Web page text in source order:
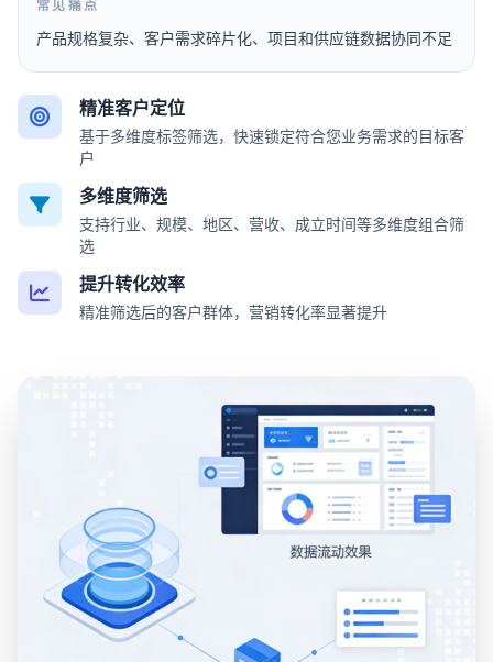
常见痛点
产品规格复杂、客户需求碎片化、项目和供应链数据协同不足
精准客户定位
基于多维度标签筛选，快速锁定符合您业务需求的目标客
户
多维度筛选
支持行业、规模、地区、营收、成立时间等多维度组合筛
选
提升转化效率
精准筛选后的客户群体，营销转化率显著提升